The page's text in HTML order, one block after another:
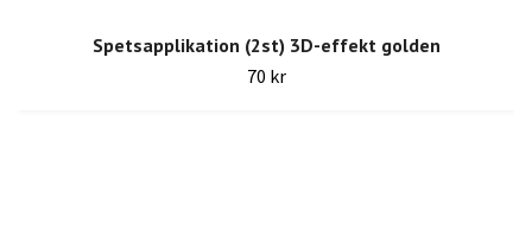
Spetsapplikation (2st) 3D-effekt golden
70 kr